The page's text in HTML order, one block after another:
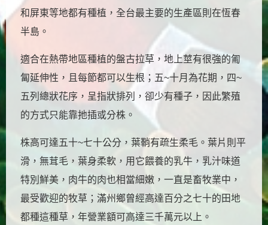
和屏東等地都有種植，全台最主要的生產區則在恆春
半島。
適合在熱帶地區種植的盤古拉草，地上莖有很強的匍
匐延伸性，且每節都可以生根；五~十月為花期，四~
五列總狀花序，呈指狀排列，卻少有種子，因此繁殖
的方式只能靠扡插或分株。
株高可達五十~七十公分，葉鞘有疏生柔毛。葉片則平
滑，無茸毛，葉身柔軟，用它餵養的乳牛，乳汁味道
特別鮮美，肉牛的肉也相當細嫩，一直是畜牧業中，
最受歡迎的牧草；滿州鄉曾經高達百分之七十的田地
都種這種草，年營業額可高達三千萬元以上。